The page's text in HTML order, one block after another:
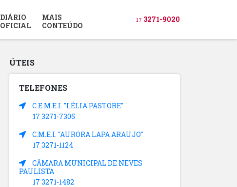
DIÁRIO
OFICIAL
MAIS
CONTEÚDO
17 3271-9020
ÚTEIS
TELEFONES
C.E.M.E.I. "LÉLIA PASTORE"
17 3271-7305
C.M.E.I. "AURORA LAPA ARAUJO"
17 3271-1124
CÂMARA MUNICIPAL DE NEVES
PAULISTA
17 3271-1482